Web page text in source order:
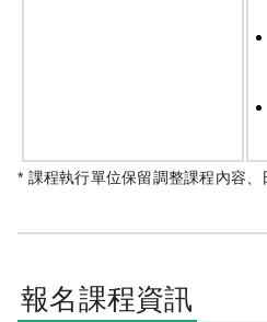
* 課程執行單位保留調整課程內容、
報名課程資訊